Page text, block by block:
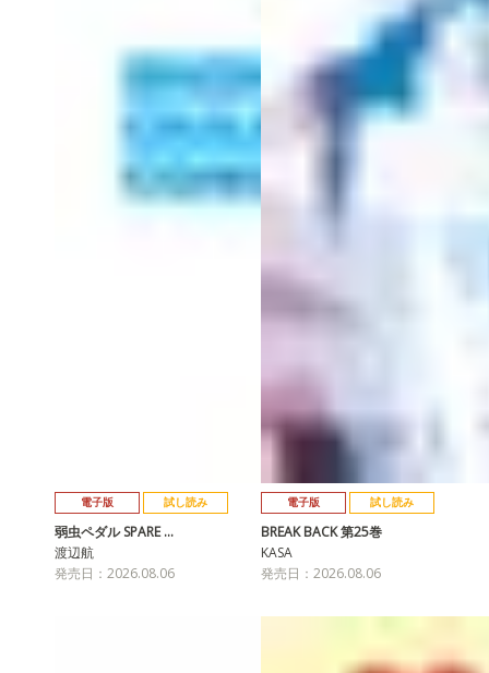
電子版 試し読み
弱虫ペダル SPARE …
渡辺航
発売日：2026.08.06
電子版 試し読み
BREAK BACK 第25巻
KASA
発売日：2026.08.06